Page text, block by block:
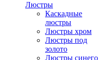
Люстры
Каскадные
люстры
Люстры хром
Люстры под
золото
Люстры синего